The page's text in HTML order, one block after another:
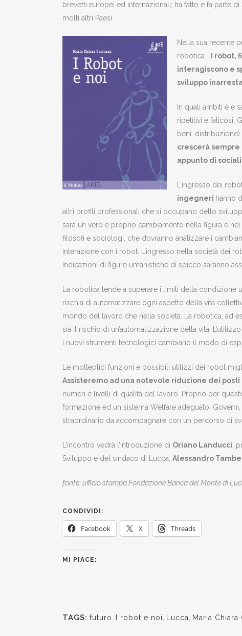
brevetti europei ed internazionali; ha fatto e fa parte
molti altri Paesi.
Nella sua recente
robotica. “ I
interagiscono e
sviluppo
In quali ambiti è e
ripetitivi e faticosi.
beni,
crescerà sempre
appunto di
L’ingresso dei
ingegneri hanno
altri profili professionali che si occupano dello
sarà un vero e proprio cambiamento nella figura e
filosofi e sociologi, che dovranno analizzare i
interazione con i robot. L’ingresso nella società dei
indicazioni di figure umanistiche di spicco saranno
La robotica tende a superare i limiti della
rischia di automatizzare ogni aspetto della vita
mondo del lavoro che nella società. La robotica, ad
sia il rischio di un’automatizzazione della vita.
i nuovi strumenti tecnologici cambiano il modo di
Le molteplici funzioni e possibili utilizzi dei robot
Assisteremo ad una notevole riduzione dei posti
numeri e livelli di qualità del lavoro. Proprio per
formazione ed un sistema Welfare adeguato.
straordinario da accompagnare con un percorso di
L’incontro vedrà l’introduzione di Oriano Landucci ,
Sviluppo e del sindaco di Lucca, Alessandro
fonte: ufficio stampa Fondazione Banca del Monte di
CONDIVIDI:
Facebook X Threads
MI PIACE:
TAGS: futuro I robot e noi Lucca Maria Chiara